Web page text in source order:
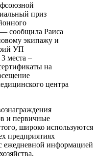
приз
сообщила Раиса
экипажу и
УП
места –
на
центра
и первичные
широко используются
предприятиях
ежедневной информацией